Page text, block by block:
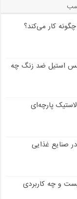
کار می‌کند؟
استیل ضد زنگ چه
پارچه‌ای
صنایع غذایی
و چه کاربردی